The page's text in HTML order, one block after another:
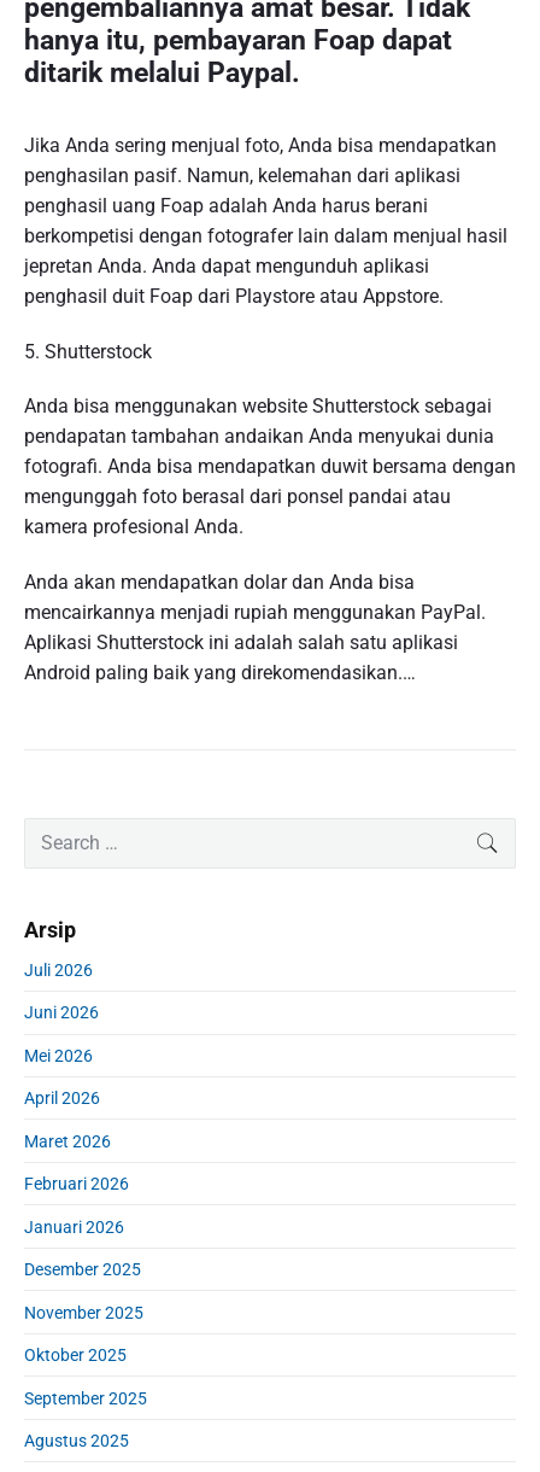
pengembaliannya amat besar. Tidak
hanya itu, pembayaran Foap dapat
ditarik melalui Paypal.
Jika Anda sering menjual foto, Anda bisa mendapatkan
penghasilan pasif. Namun, kelemahan dari aplikasi
penghasil uang Foap adalah Anda harus berani
berkompetisi dengan fotografer lain dalam menjual hasil
jepretan Anda. Anda dapat mengunduh aplikasi
penghasil duit Foap dari Playstore atau Appstore.
5. Shutterstock
Anda bisa menggunakan website Shutterstock sebagai
pendapatan tambahan andaikan Anda menyukai dunia
fotografi. Anda bisa mendapatkan duwit bersama dengan
mengunggah foto berasal dari ponsel pandai atau
kamera profesional Anda.
Anda akan mendapatkan dolar dan Anda bisa
mencairkannya menjadi rupiah menggunakan PayPal.
Aplikasi Shutterstock ini adalah salah satu aplikasi
Android paling baik yang direkomendasikan.…
a
y
S
d
b
a
c
h
o
:
Arsip
Juli 2026
Juni 2026
Mei 2026
April 2026
Maret 2026
Februari 2026
Januari 2026
Desember 2025
November 2025
Oktober 2025
September 2025
Agustus 2025